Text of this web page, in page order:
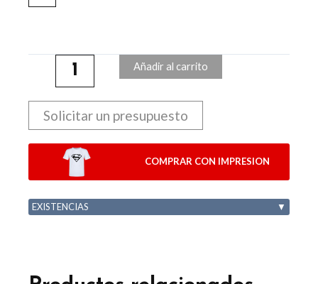
Añadir al carrito
Solicitar un presupuesto
COMPRAR CON IMPRESION
EXISTENCIAS ▼